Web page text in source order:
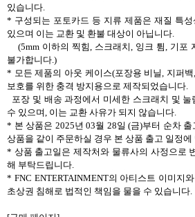
있습니다
* 구성되는 포토카드 등 지류 제품은 재질 특
있으며 이는 교환 및 환불 대상이 아닙니다
(5mm 이하의 찍힘 스크래치 잉크 튐 기포
불가합니다 .)
* 모든 제품의 아웃 케이스(포장용 비닐 지퍼백
보호를 위한 충격 방지용으로 제작되었습니다
포장 및 배송 과정에서 미세한 스크래치 및 눌
수 있으며 이는 교환 사유가 되지 않습니다
* 본 상품은 2025년 03월 28일 (금)부터 순차 출
상품을 같이 주문하실 경우 본 상품 출고 일정
* 상품 출고일은 제작처와 물류사의 사정으로
해 부탁드립니다
* FNC ENTERTAINMENT의 아티스트 이미지와
초상권 침해로 법적인 책임을 물을 수 있습니다